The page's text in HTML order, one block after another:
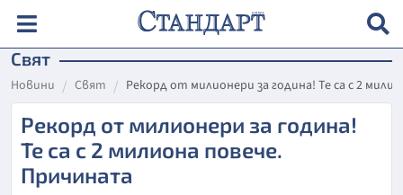
Свят
Новини Свят Рекорд от милионери за година! Те са с 2
Рекорд от милионери за година!
Те са с 2 милиона повече.
Причината